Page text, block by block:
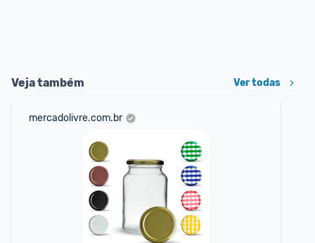
Veja também Ver todas
mercadolivre.com.br